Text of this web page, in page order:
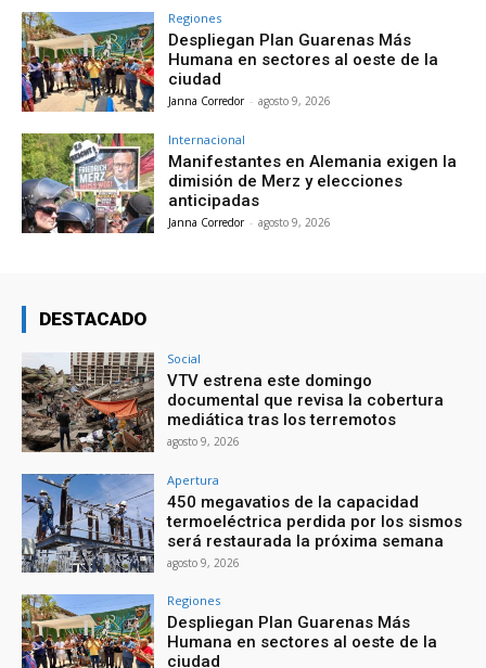
Regiones
Despliegan Plan Guarenas Más
Humana en sectores al oeste de la
ciudad
Janna Corredor - agosto 9, 2026
Internacional
Manifestantes en Alemania exigen la
dimisión de Merz y elecciones
anticipadas
Janna Corredor - agosto 9, 2026
DESTACADO
Social
VTV estrena este domingo
documental que revisa la cobertura
mediática tras los terremotos
agosto 9, 2026
Apertura
450 megavatios de la capacidad
termoeléctrica perdida por los sismos
será restaurada la próxima semana
agosto 9, 2026
Regiones
Despliegan Plan Guarenas Más
Humana en sectores al oeste de la
ciudad